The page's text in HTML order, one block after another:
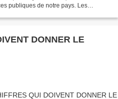
publiques de notre pays. Les
DONNER LE